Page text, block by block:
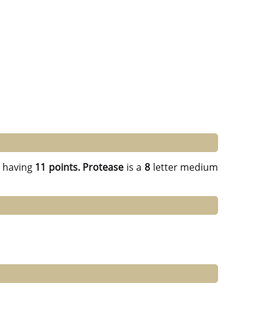
having 11 points. Protease is a 8letter medium